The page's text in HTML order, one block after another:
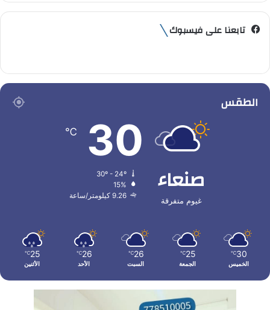
تابعنا على فيسبوك
الطقس
صنعاء
غيوم متفرقة
30
℃
15%
9.26 كيلومتر/ساعة
30
℃
الخميس
25
℃
الجمعة
26
℃
السبت
26
℃
الأحد
25
℃
الأثنين